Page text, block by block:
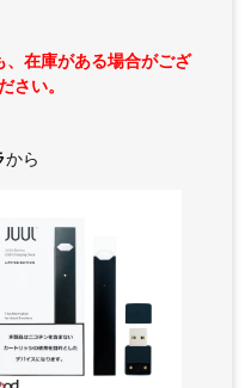
在庫がある場合がござ
さい。
から